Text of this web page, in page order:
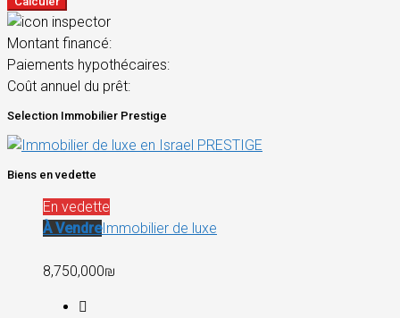
Montant financé:
Paiements hypothécaires:
Coût annuel du prêt:
Selection Immobilier Prestige
Biens en vedette
En vedette
À VendreImmobilier de luxe
8,750,000₪